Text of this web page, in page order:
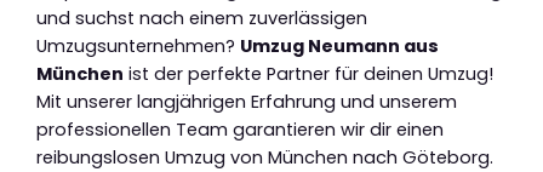
und suchst nach einem zuverlässigen
Umzugsunternehmen? Umzug Neumann aus
München ist der perfekte Partner für deinen Umzug!
Mit unserer langjährigen Erfahrung und unserem
professionellen Team garantieren wir dir einen
reibungslosen Umzug von München nach Göteborg.